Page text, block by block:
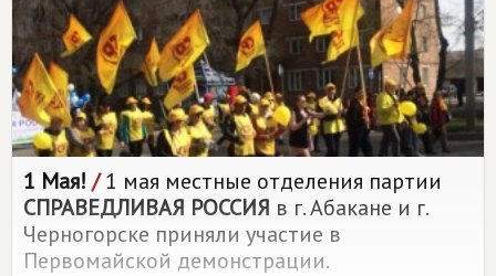
1 Мая! /1 мая местные отделения партии
СПРАВЕДЛИВАЯ РОССИЯ в г. Абакане и г.
Черногорске приняли участие в
Первомайской демонстрации.